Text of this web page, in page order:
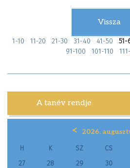
A tanév rendje
< 2026.
H K SZ CS
27
28 29 30
Vissza
1-10 11-20 21-30 31-40 41-50 51-
91-100
101-110